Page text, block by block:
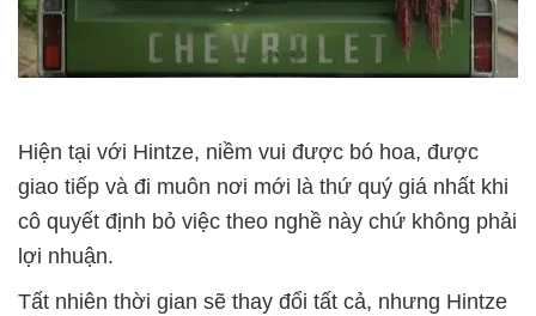
Hiện tại với Hintze, niềm vui được bó hoa, được
giao tiếp và đi muôn nơi mới là thứ quý giá nhất khi
cô quyết định bỏ việc theo nghề này chứ không phải
lợi nhuận.
Tất nhiên thời gian sẽ thay đổi tất cả, nhưng Hintze